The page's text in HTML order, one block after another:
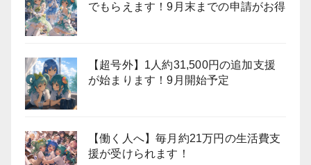
でもらえます！9月末までの申請がお得
【超号外】1人約31,500円の追加支援
が始まります！9月開始予定
【働く人へ】毎月約21万円の生活費支
援が受けられます！